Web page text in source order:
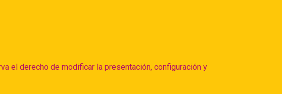
el derecho de modificar la presentación, configuración y